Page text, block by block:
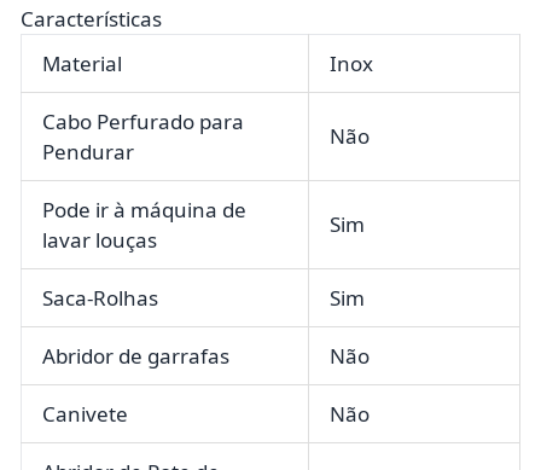
Características
Material
Inox
Cabo Perfurado para
Pendurar
Não
Pode ir à máquina de
lavar louças
Sim
Saca-Rolhas Sim
Abridor de garrafas Não
Canivete Não